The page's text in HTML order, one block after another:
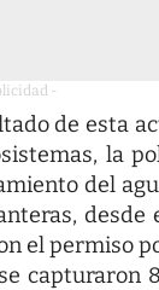
-
de esta
la
del
desde
el permiso
capturaron